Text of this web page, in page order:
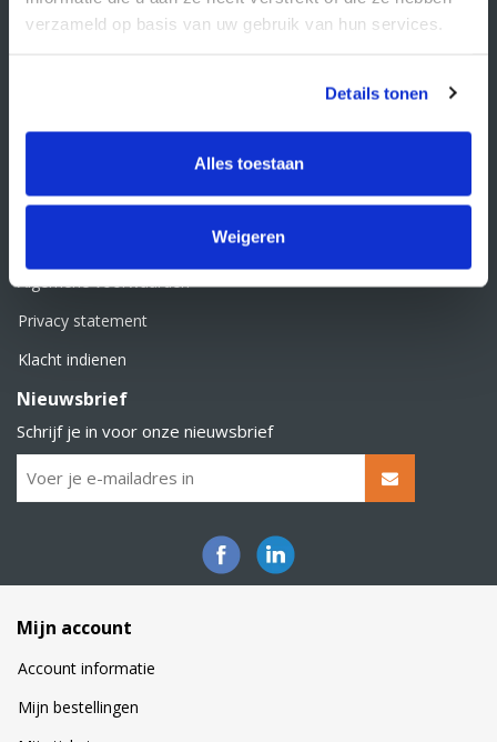
verzameld op basis van uw gebruik van hun services.
Details tonen
Alles toestaan
Weigeren
KvK nummer: 66384737
Contact
Veelgestelde vragen
Algemene voorwaarden
Privacy statement
Klacht indienen
Nieuwsbrief
Schrijf je in voor onze nieuwsbrief
Mijn account
Account informatie
Mijn bestellingen